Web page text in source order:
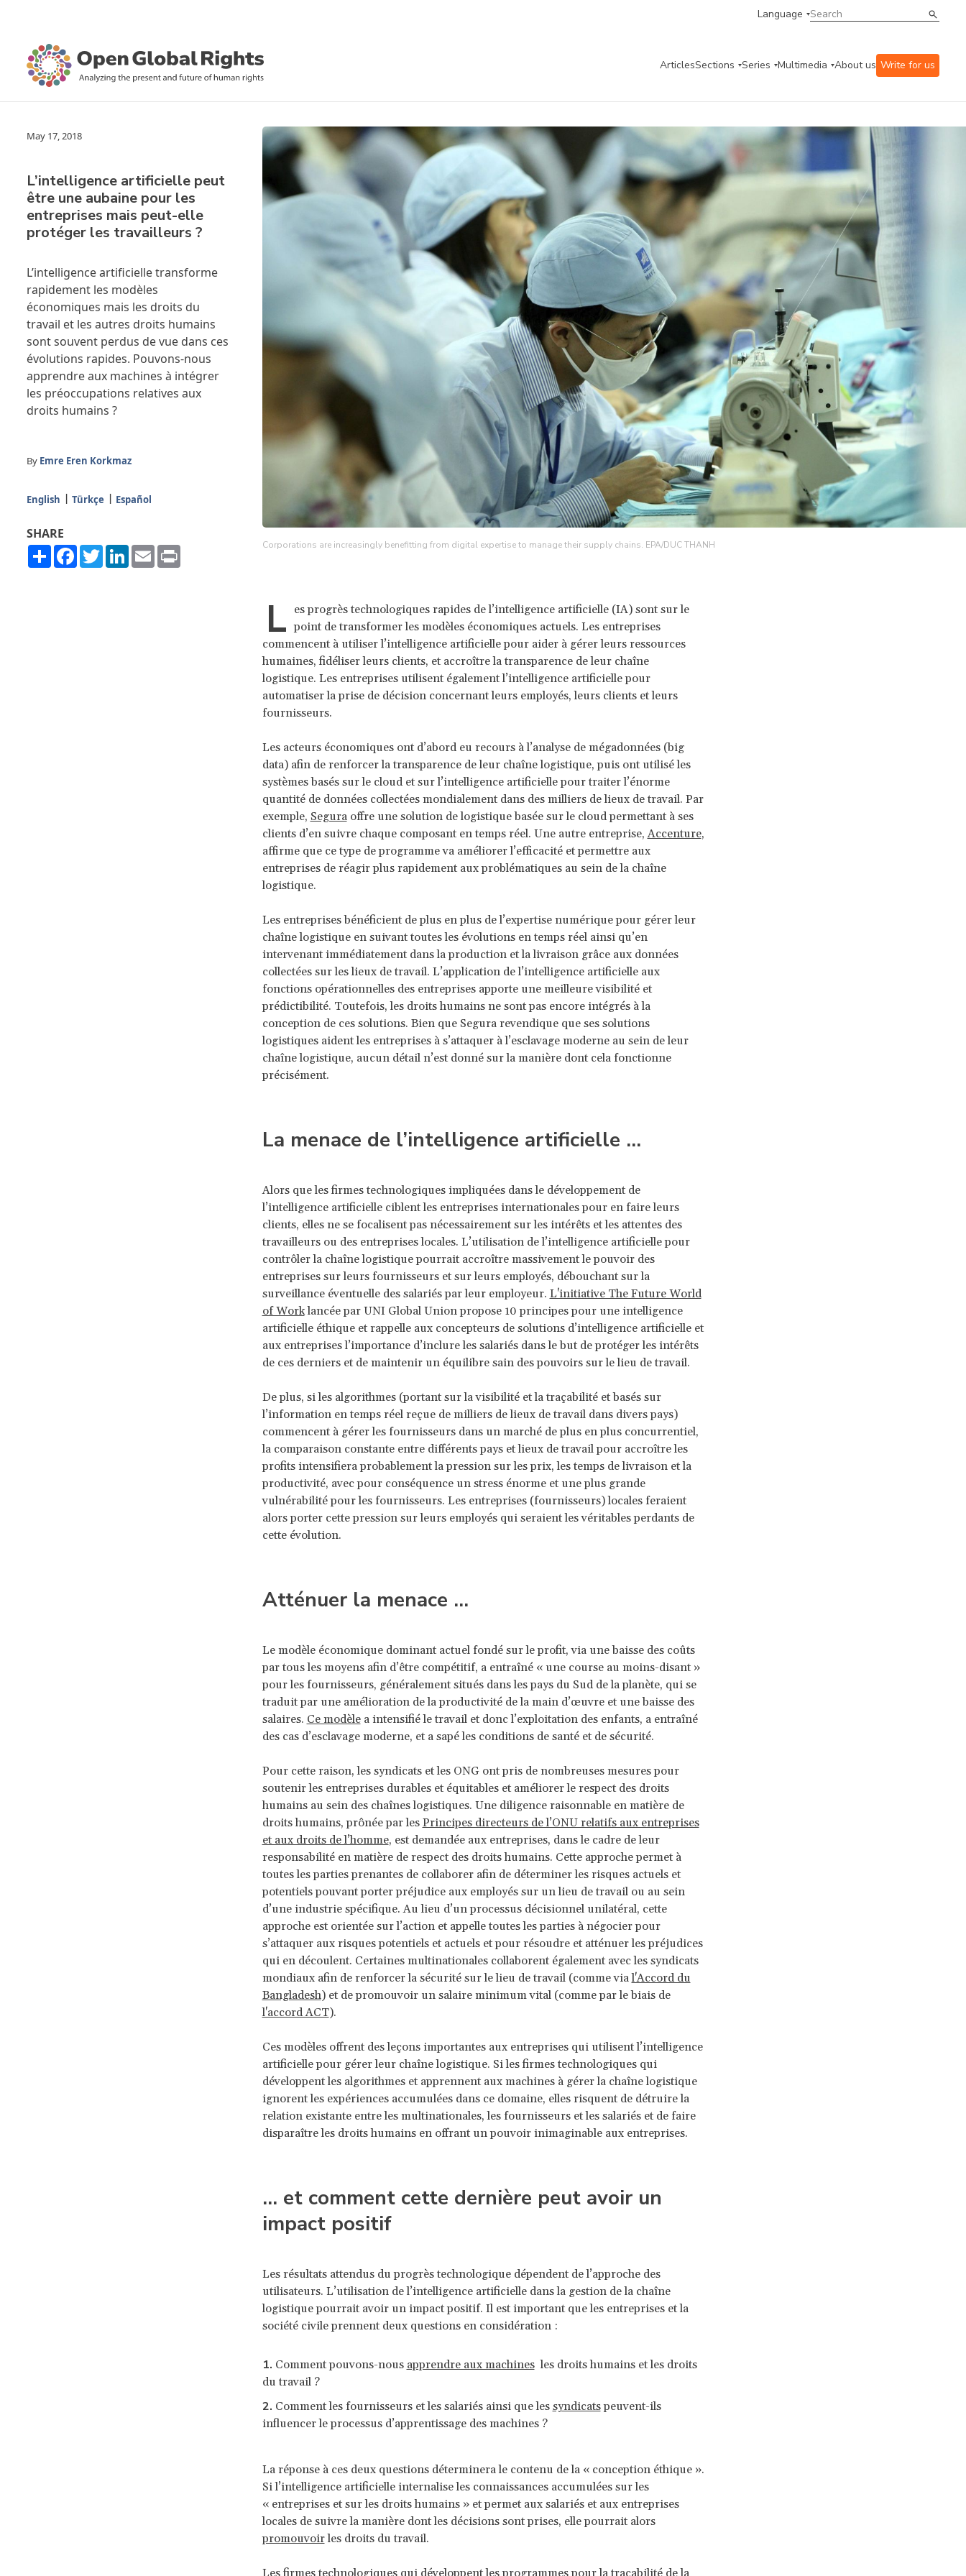
Language
ArticlesSections Series Multimedia About us Write for us
May 17, 2018
L’intelligence artificielle peut
être une aubaine pour les
entreprises mais peut-elle
protéger les travailleurs ?
Corporations are increasingly benefitting from digital expertise to manage their supply chains. EPA/DUC THANH
L’intelligence artificielle transforme
rapidement les modèles
économiques mais les droits du
travail et les autres droits humains
sont souvent perdus de vue dans ces
évolutions rapides. Pouvons-nous
apprendre aux machines à intégrer
les préoccupations relatives aux
droits humains ?
By Emre Eren Korkmaz
English Türkçe Español
SHARE
ShareFacebook
TwitterLinkedIn
Email
L es progrès technologiques rapides de l’intelligence artificielle (IA) sont sur le
point de transformer les modèles économiques actuels. Les entreprises
commencent à utiliser l’intelligence artificielle pour aider à gérer leurs ressources
humaines, fidéliser leurs clients, et accroître la transparence de leur chaîne
logistique. Les entreprises utilisent également l’intelligence artificielle pour
automatiser la prise de décision concernant leurs employés, leurs clients et leurs
fournisseurs.
Les acteurs économiques ont d’abord eu recours à l’analyse de mégadonnées (big
data) afin de renforcer la transparence de leur chaîne logistique, puis ont utilisé les
systèmes basés sur le cloud et sur l’intelligence artificielle pour traiter l’énorme
quantité de données collectées mondialement dans des milliers de lieux de travail. Par
exemple, Seguraoffre une solution de logistique basée sur le cloud permettant à ses
clients d’en suivre chaque composant en temps réel. Une autre entreprise,Accenture,
affirme que ce type de programme va améliorer l’efficacité et permettre aux
entreprises de réagir plus rapidement aux problématiques au sein de la chaîne
logistique.
Les entreprises bénéficient de plus en plus de l’expertise numérique pour gérer leur
chaîne logistique en suivant toutes les évolutions en temps réel ainsi qu’en
intervenant immédiatement dans la production et la livraison grâce aux données
collectées sur les lieux de travail. L’application de l’intelligence artificielle aux
fonctions opérationnelles des entreprises apporte une meilleure visibilité et
prédictibilité. Toutefois, les droits humains ne sont pas encore intégrés à la
conception de ces solutions. Bien que Segura revendique que ses solutions
logistiques aident les entreprises à s’attaquer à l’esclavage moderne au sein de leur
chaîne logistique, aucun détail n’est donné sur la manière dont cela fonctionne
précisément.
La menace de l’intelligence artificielle …
Alors que les firmes technologiques impliquées dans le développement de
l’intelligence artificielle ciblent les entreprises internationales pour en faire leurs
clients, elles ne se focalisent pas nécessairement sur les intérêts et les attentes des
travailleurs ou des entreprises locales. L’utilisation de l’intelligence artificielle pour
contrôler la chaîne logistique pourrait accroître massivement le pouvoir des
entreprises sur leurs fournisseurs et sur leurs employés, débouchant sur la
surveillance éventuelle des salariés par leur employeur. L'initiative The Future World
of Worklancée par UNI Global Union propose 10 principes pour une intelligence
artificielle éthique et rappelle aux concepteurs de solutions d’intelligence artificielle et
aux entreprises l’importance d’inclure les salariés dans le but de protéger les intérêts
de ces derniers et de maintenir un équilibre sain des pouvoirs sur le lieu de travail.
De plus, si les algorithmes (portant sur la visibilité et la traçabilité et basés sur
l’information en temps réel reçue de milliers de lieux de travail dans divers pays)
commencent à gérer les fournisseurs dans un marché de plus en plus concurrentiel,
la comparaison constante entre différents pays et lieux de travail pour accroître les
profits intensifiera probablement la pression sur les prix, les temps de livraison et la
productivité, avec pour conséquence un stress énorme et une plus grande
vulnérabilité pour les fournisseurs. Les entreprises (fournisseurs) locales feraient
alors porter cette pression sur leurs employés qui seraient les véritables perdants de
cette évolution.
Atténuer la menace …
Le modèle économique dominant actuel fondé sur le profit, via une baisse des coûts
par tous les moyens afin d’être compétitif, a entraîné « une course au moins-disant »
pour les fournisseurs, généralement situés dans les pays du Sud de la planète, qui se
traduit par une amélioration de la productivité de la main d’œuvre et une baisse des
salaires. Ce modèlea intensifié le travail et donc l’exploitation des enfants, a entraîné
des cas d’esclavage moderne, et a sapé les conditions de santé et de sécurité.
Pour cette raison, les syndicats et les ONG ont pris de nombreuses mesures pour
soutenir les entreprises durables et équitables et améliorer le respect des droits
humains au sein des chaînes logistiques. Une diligence raisonnable en matière de
droits humains, prônée par les Principes directeurs de l’ONU relatifs aux entreprises
et aux droits de l’homme, est demandée aux entreprises, dans le cadre de leur
responsabilité en matière de respect des droits humains. Cette approche permet à
toutes les parties prenantes de collaborer afin de déterminer les risques actuels et
potentiels pouvant porter préjudice aux employés sur un lieu de travail ou au sein
d’une industrie spécifique. Au lieu d’un processus décisionnel unilatéral, cette
approche est orientée sur l’action et appelle toutes les parties à négocier pour
s’attaquer aux risques potentiels et actuels et pour résoudre et atténuer les préjudices
qui en découlent. Certaines multinationales collaborent également avec les syndicats
mondiaux afin de renforcer la sécurité sur le lieu de travail (comme vial'Accord du
Bangladesh) et de promouvoir un salaire minimum vital (comme par le biais de
l'accord ACT).
Ces modèles offrent des leçons importantes aux entreprises qui utilisent l’intelligence
artificielle pour gérer leur chaîne logistique. Si les firmes technologiques qui
développent les algorithmes et apprennent aux machines à gérer la chaîne logistique
ignorent les expériences accumulées dans ce domaine, elles risquent de détruire la
relation existante entre les multinationales, les fournisseurs et les salariés et de faire
disparaître les droits humains en offrant un pouvoir inimaginable aux entreprises.
… et comment cette dernière peut avoir un
impact positif
Les résultats attendus du progrès technologique dépendent de l’approche des
utilisateurs. L’utilisation de l’intelligence artificielle dans la gestion de la chaîne
logistique pourrait avoir un impact positif. Il est important que les entreprises et la
société civile prennent deux questions en considération :
Comment pouvons-nous apprendre aux machinesles droits humains et les droits
du travail ?
Comment les fournisseurs et les salariés ainsi que les syndicatspeuvent-ils
influencer le processus d’apprentissage des machines ?
La réponse à ces deux questions déterminera le contenu de la « conception éthique ».
Si l’intelligence artificielle internalise les connaissances accumulées sur les
« entreprises et sur les droits humains » et permet aux salariés et aux entreprises
locales de suivre la manière dont les décisions sont prises, elle pourrait alors
promouvoirles droits du travail.
Les firmes technologiques qui développent les programmes pour la traçabilité de la